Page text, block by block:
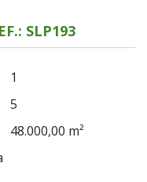
SLP193
1
5
48.000,00 m²